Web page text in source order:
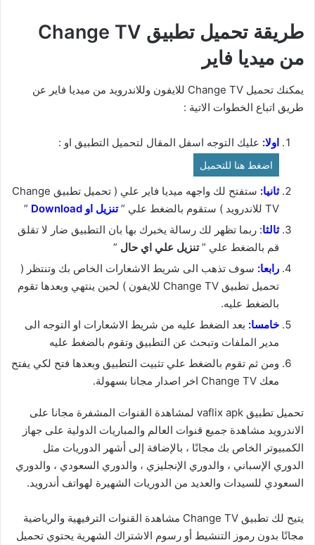
طريقة تحميل تطبيق Change TV
من ميديا فاير
يمكنك تحميل Change TV للايفون وللاندرويد من ميديا فاير عن
طريق اتباع الخطوات الاتية :
اولا: عليك التوجه اسفل المقال لتحميل التطبيق او :
اضغط هنا للتحميل
ثانيا:
ستفتح لك واجهه ميديا فاير علي ( تحميل تطبيق Change
TV للاندرويد ) ستقوم بالضغط علي ”
تنزيل او Download
”
ثالثا: ربما تظهر لك رسالة يخبرك بها بان التطبيق ضار لا تقلق
قم بالضغط علي ”تنزيل علي اي حال ”
رابعا: سوف تذهب الى شريط الاشعارات الخاص بك وتنتظر (
تحميل تطبيق Change TV للايفون ) لحين ينتهي وبعدها تقوم
بالضغط عليه.
خامسا: بعد الضغط عليه من شريط الاشعارات او التوجه الى
مدير الملفات وتبحث عن التطبيق وتقوم بالضغط عليه
ومن ثم تقوم بالضغط علي تثبيت التطبيق وبعدها فتح لكي يفتح
معك Change TV اخر اصدار مجانا بسهولة.
تحميل تطبيق vaflix apk لمشاهدة القنوات المشفرة مجانا على
الاندرويد مشاهدة جميع قنوات العالم والمباريات الدولية على جهاز
الكمبيوتر الخاص بك مجانًا ، بالإضافة إلى أشهر الدوريات مثل
الدوري الإسباني ، والدوري الإنجليزي ، والدوري السعودي ، والدوري
السعودي للسيدات والعديد من الدوريات الشهيرة لهواتف أندرويد.
يتيح لك تطبيق Change TV مشاهدة القنوات الترفيهية والرياضية
مجانًا بدون رموز التنشيط أو رسوم الاشتراك الشهرية يحتوي تحميل